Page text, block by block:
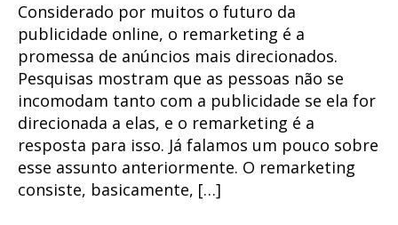
Considerado por muitos o futuro da
publicidade online, o remarketing é a
promessa de anúncios mais direcionados.
Pesquisas mostram que as pessoas não se
incomodam tanto com a publicidade se ela for
direcionada a elas, e o remarketing é a
resposta para isso. Já falamos um pouco sobre
esse assunto anteriormente. O remarketing
consiste, basicamente, […]